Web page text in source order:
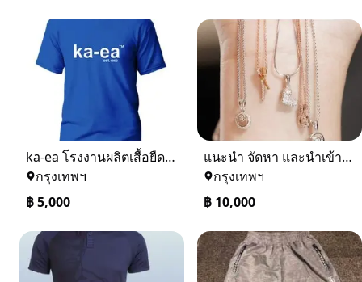
ka-ea โรงงานผลิตเสื้อยืด เราช่วยให้การทำเสื้อเป็นเรื่องง่าย รับผลิตเสื้อยืด รับผลิตเสื้อโปโล รับทำหมวก สั่งทำเสื้อด่วน
กรุงเทพฯ
฿5,000
แนะนํา จัดหา และนําเข้าเพชร แหวนแต่งงาน แหวนเพชร 1 กะรัต ราคา แหวนหมั้น GD Jewelry
กรุงเทพฯ
฿ 10,000